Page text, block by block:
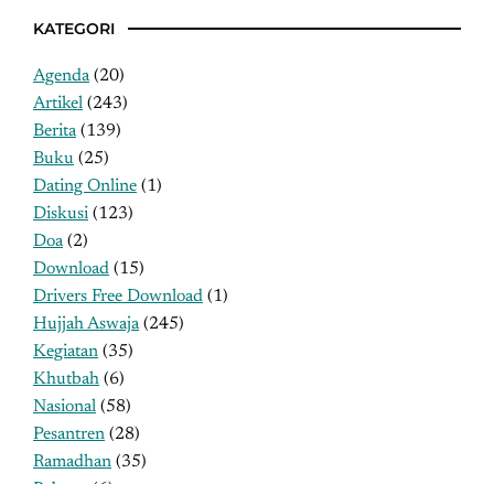
KATEGORI
Agenda(20)
Artikel (243)
Berita(139)
Buku (25)
Dating Online (1)
Diskusi (123)
Doa(2)
Download (15)
Drivers Free Download (1)
Hujjah Aswaja(245)
Kegiatan (35)
Khutbah (6)
Nasional (58)
Pesantren (28)
Ramadhan (35)